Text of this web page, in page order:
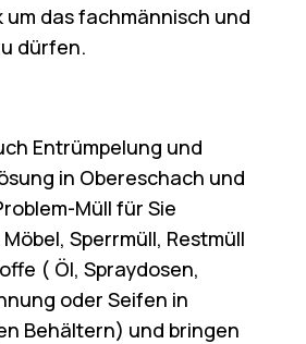
das fachmännisch und
dürfen.
Entrümpelung und
in Obereschach und
Müll für Sie
Sperrmüll, Restmüll
( Öl, Spraydosen,
oder Seifen in
Behältern) und bringen